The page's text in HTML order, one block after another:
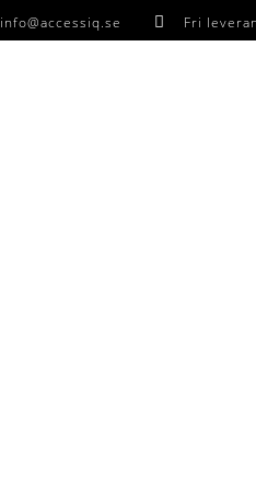
info@accessiq.se  Fri